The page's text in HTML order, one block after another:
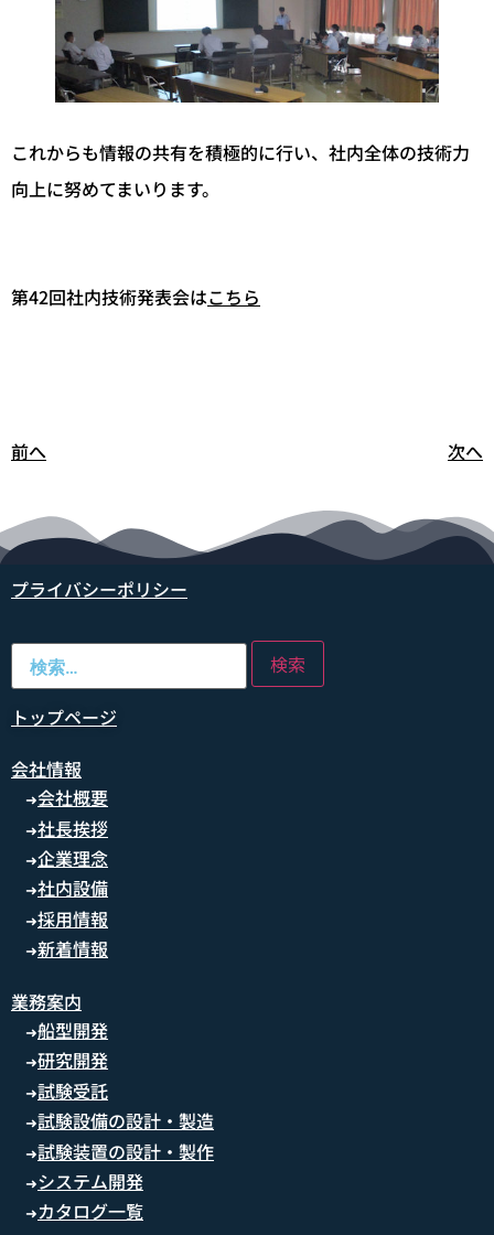
これからも情報の共有を積極的に行い、社内全体の技術力
向上に努めてまいります。
第42回社内技術発表会はこちら
前へ 次へ
プライバシーポリシー
トップページ
会社情報
➜会社概要
➜社長挨拶
➜企業理念
➜社内設備
➜採用情報
➜新着情報
業務案内
➜船型開発
➜研究開発
➜試験受託
➜試験設備の設計・製造
➜試験装置の設計・製作
➜システム開発
➜カタログ一覧